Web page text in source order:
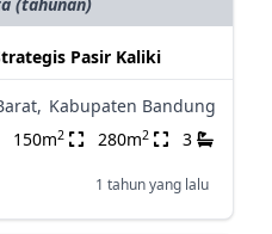
Pasir Kaliki
Kabupaten Bandung
150m2 280m2 3
1 tahun yang lalu